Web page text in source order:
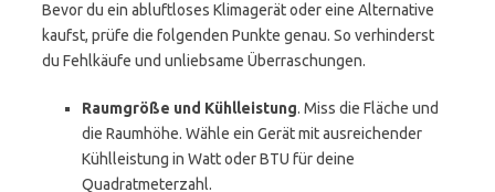
Bevor du ein abluftloses Klimagerät oder eine Alternative
kaufst, prüfe die folgenden Punkte genau. So verhinderst
du Fehlkäufe und unliebsame Überraschungen.
Raumgröße und Kühlleistung. Miss die Fläche und
die Raumhöhe. Wähle ein Gerät mit ausreichender
Kühlleistung in Watt oder BTU für deine
Quadratmeterzahl.